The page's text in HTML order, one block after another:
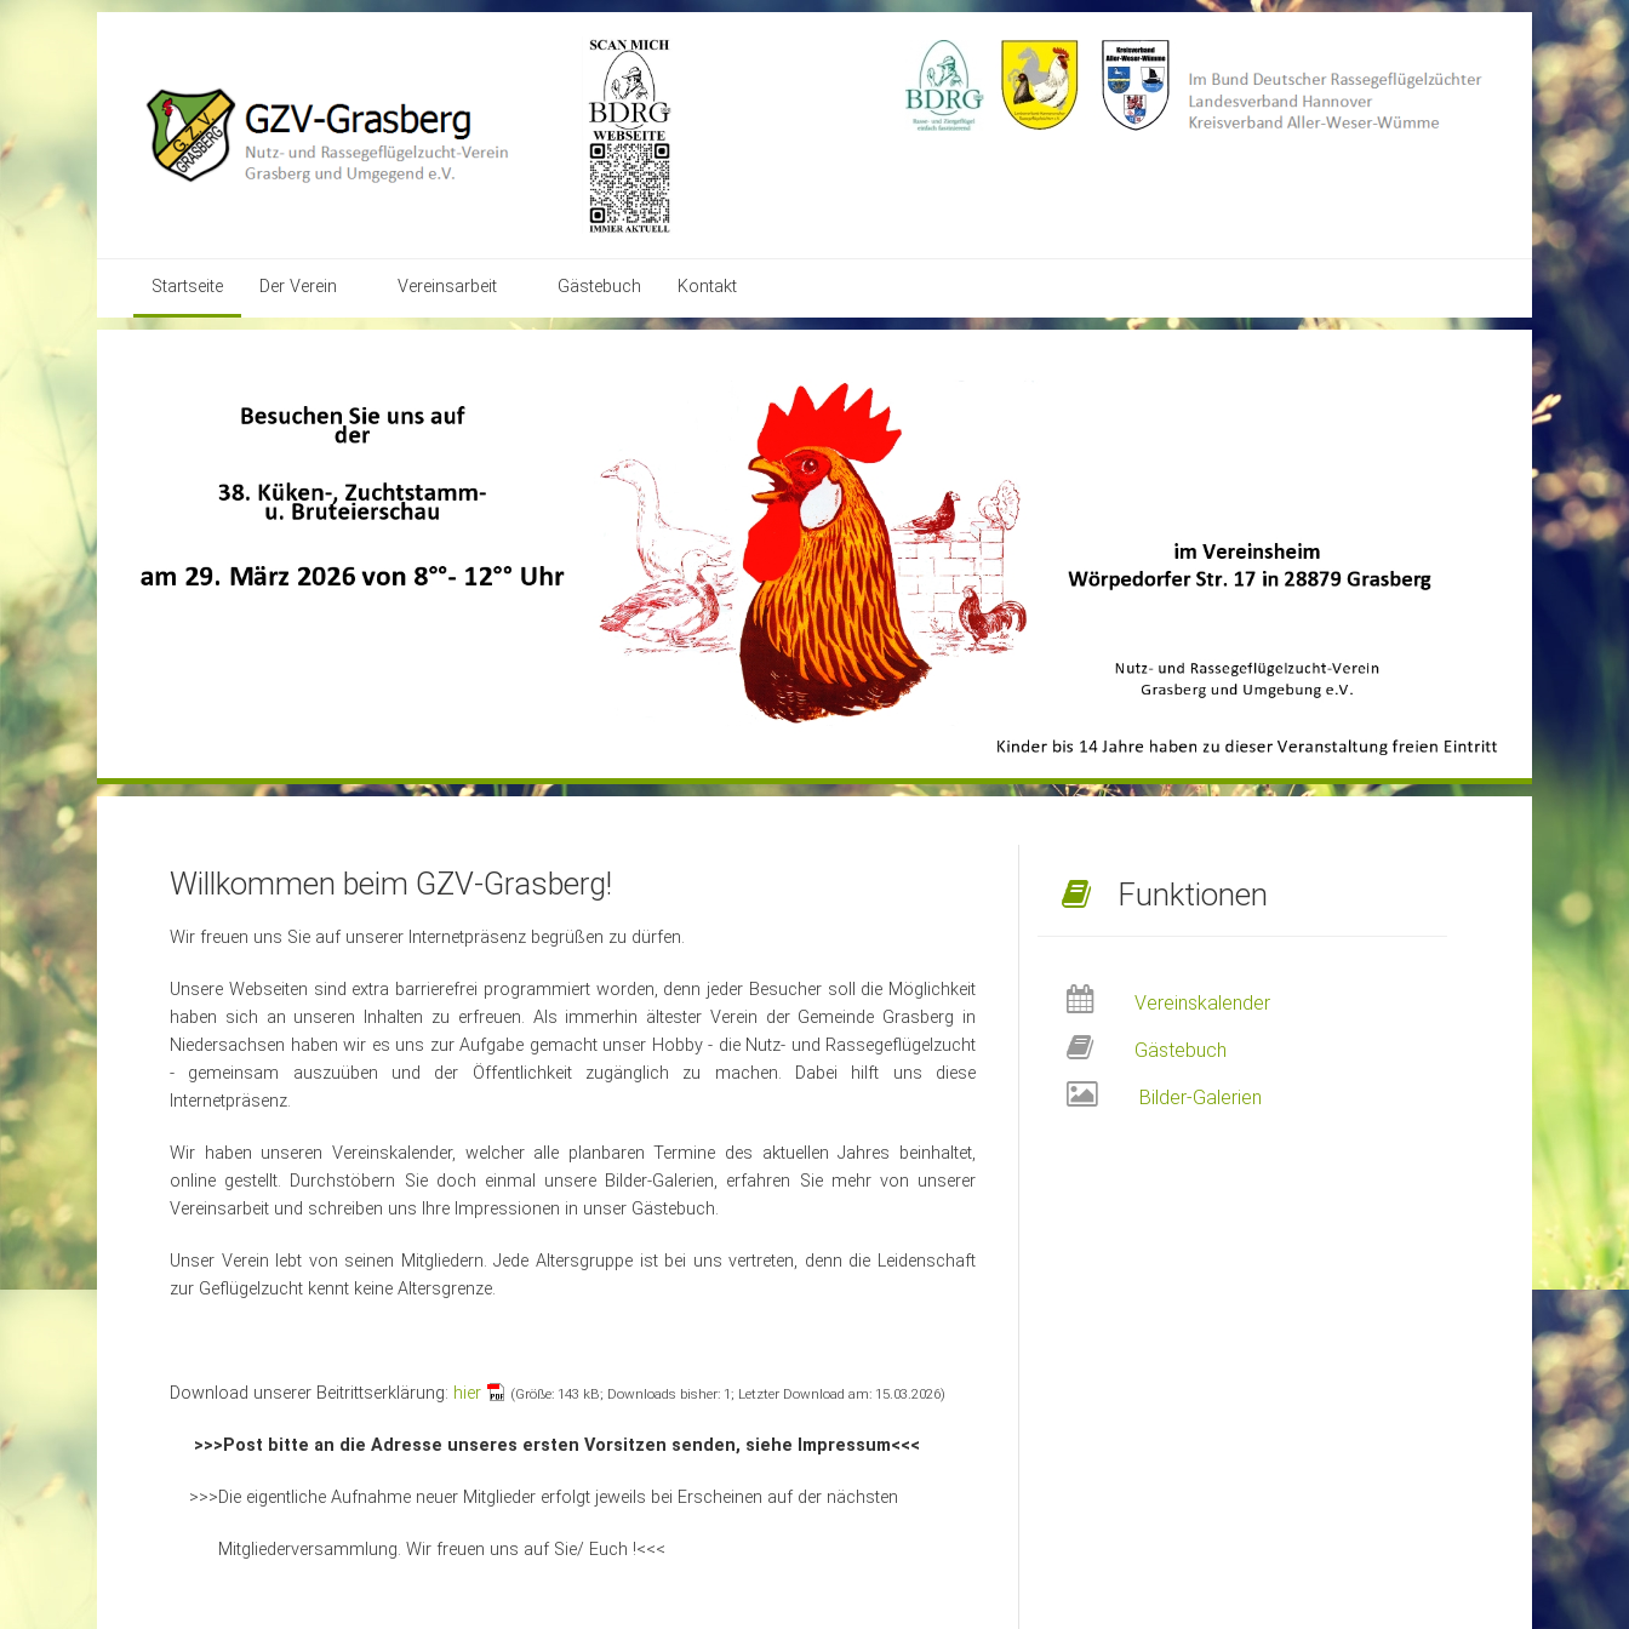
Startseite Der Verein
Vereinsstruktur
Vereinsarbeit
Bilder-Galerien
Gästebuch Kontakt
Willkommen beim GZV-Grasberg!
Wir freuen uns Sie auf unserer Internetpräsenz begrüßen zu dürfen.
Unsere Webseiten sind extra barrierefrei programmiert worden, denn jeder Besucher soll die Möglichkeit
haben sich an unseren Inhalten zu erfreuen. Als immerhin ältester Verein der Gemeinde Grasberg in
Niedersachsen haben wir es uns zur Aufgabe gemacht unser Hobby - die Nutz- und Rassegeflügelzucht
- gemeinsam auszuüben und der Öffentlichkeit zugänglich zu machen. Dabei hilft uns diese
Internetpräsenz.
Wir haben unseren Vereinskalender, welcher alle planbaren Termine des aktuellen Jahres beinhaltet,
online gestellt. Durchstöbern Sie doch einmal unsere Bilder-Galerien, erfahren Sie mehr von unserer
Vereinsarbeit und schreiben uns Ihre Impressionen in unser Gästebuch.
Unser Verein lebt von seinen Mitgliedern. Jede Altersgruppe ist bei uns vertreten, denn die Leidenschaft
zur Geflügelzucht kennt keine Altersgrenze.
Download unserer Beitrittserklärung: hier (Größe: 143 kB; Downloads bisher: 1; Letzter Download am: 15.03.2026)
>>>Post bitte an die Adresse unseres ersten Vorsitzen senden, siehe Impressum<<<
>>>Die eigentliche Aufnahme neuer Mitglieder erfolgt jeweils bei Erscheinen auf der nächsten
Mitgliederversammlung. Wir freuen uns auf Sie/ Euch !<<<
Funktionen
Vereinskalender
Gästebuch
Bilder-Galerien